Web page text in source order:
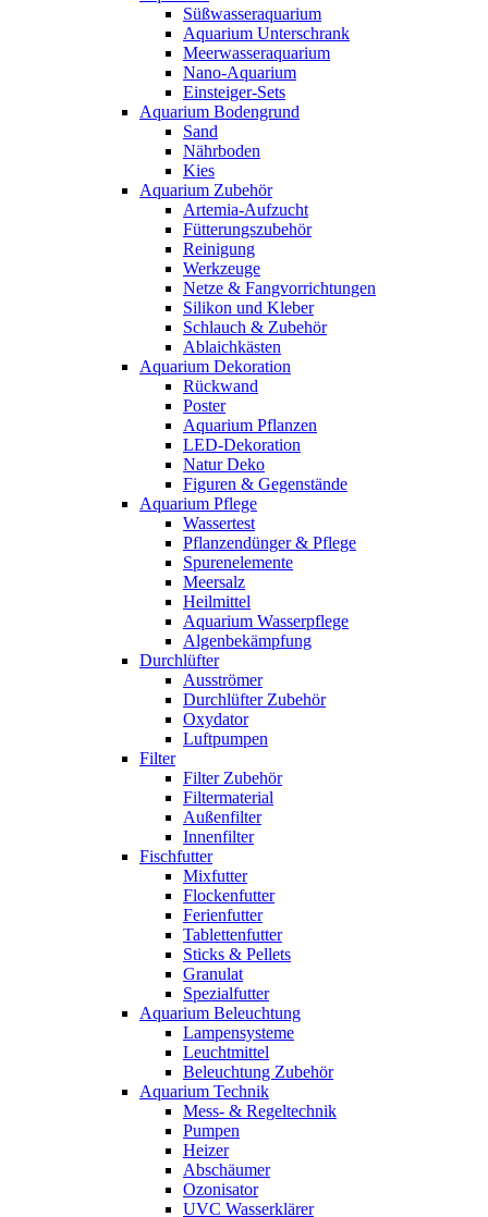
Süßwasseraquarium
Aquarium Unterschrank
Meerwasseraquarium
Nano-Aquarium
Einsteiger-Sets
Aquarium Bodengrund
Sand
Nährboden
Kies
Aquarium Zubehör
Artemia-Aufzucht
Fütterungszubehör
Reinigung
Werkzeuge
Netze & Fangvorrichtungen
Silikon und Kleber
Schlauch & Zubehör
Ablaichkästen
Aquarium Dekoration
Rückwand
Poster
Aquarium Pflanzen
LED-Dekoration
Natur Deko
Figuren & Gegenstände
Aquarium Pflege
Wassertest
Pflanzendünger & Pflege
Spurenelemente
Meersalz
Heilmittel
Aquarium Wasserpflege
Algenbekämpfung
Durchlüfter
Ausströmer
Durchlüfter Zubehör
Oxydator
Luftpumpen
Filter
Filter Zubehör
Filtermaterial
Außenfilter
Innenfilter
Fischfutter
Mixfutter
Flockenfutter
Ferienfutter
Tablettenfutter
Sticks & Pellets
Granulat
Spezialfutter
Aquarium Beleuchtung
Lampensysteme
Leuchtmittel
Beleuchtung Zubehör
Aquarium Technik
Mess- & Regeltechnik
Pumpen
Heizer
Abschäumer
Ozonisator
UVC Wasserklärer